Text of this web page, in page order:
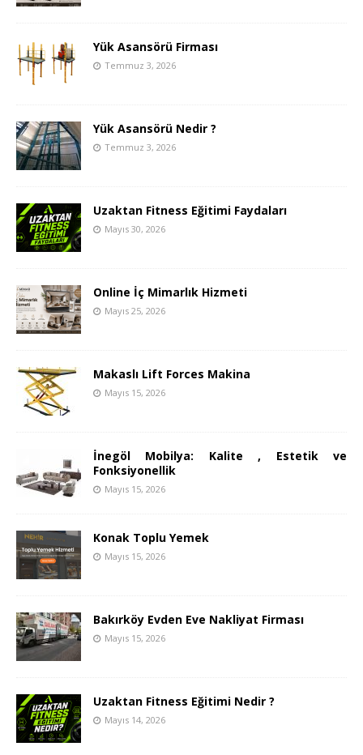
Yük Asansörü Firması
Temmuz 3, 2026
Yük Asansörü Nedir ?
Temmuz 3, 2026
Uzaktan Fitness Eğitimi Faydaları
Mayıs 30, 2026
Online İç Mimarlık Hizmeti
Mayıs 25, 2026
Makaslı Lift Forces Makina
Mayıs 15, 2026
İnegöl Mobilya: Kalite , Estetik ve
Fonksiyonellik
Mayıs 15, 2026
Konak Toplu Yemek
Mayıs 15, 2026
Bakırköy Evden Eve Nakliyat Firması
Mayıs 15, 2026
Uzaktan Fitness Eğitimi Nedir ?
Mayıs 14, 2026